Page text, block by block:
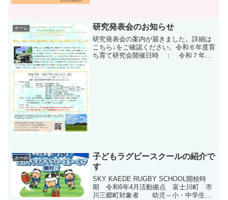
ホーム 研究発表会のお知らせ
研究発表会の案内が届きました。詳細は
こちら↓をご確認ください。令和６年度育
ち育て研究会開催日時 ： 令和７年２
ホーム
子どもラグビースクールの紹介で
す
SKY KAEDE RUGBY SCHOOL開校時
期 令和6年4月活動拠点 富士川町 市
川三郷町対象者 幼児～小・中学生の